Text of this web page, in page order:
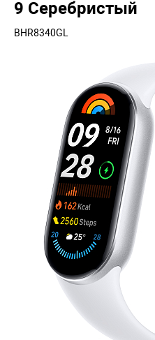
9 Серебристый
BHR8340GL